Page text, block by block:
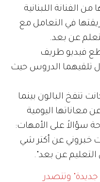
الفنانة اللبنانية
في التعامل مع
عن بعد.
فيديو طريف
تلقيهما الدروس حيث
تنفخ البالون بينما
معاناتها اليومية
سؤالاً على الأمهات:
خبروني عن أكتر شي
عن بعد".
وتتصدر